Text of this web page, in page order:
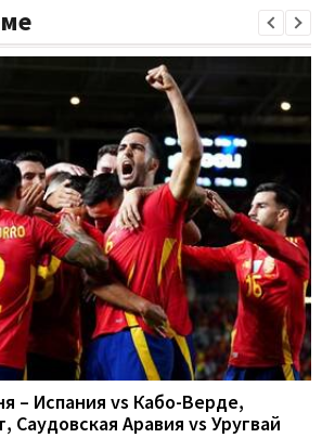
– Испания vs Кабо-Верде,
Саудовская Аравия vs Уругвай